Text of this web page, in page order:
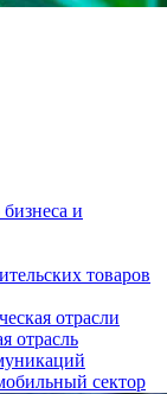
и
товаров
отрасли
отрасль
сектор